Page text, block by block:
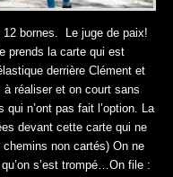
bornes. Le juge de paix!
prends la carte qui est
derrière Clément et
à réaliser et on court sans
qui n’ont pas fait l’option. La
devant cette carte qui ne
non cartés) On ne
s’est trompé…On file :